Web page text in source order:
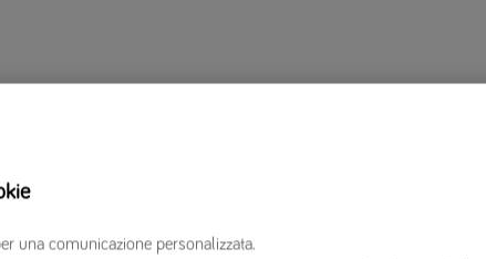
ciclisti
una comunicazione personalizzata.